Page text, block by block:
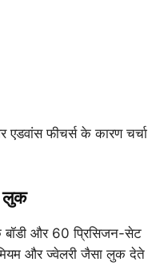
फीचर्स के कारण चर्चा
लुक
और 60 प्रिसिजन-सेट
और ज्वेलरी जैसा लुक देते